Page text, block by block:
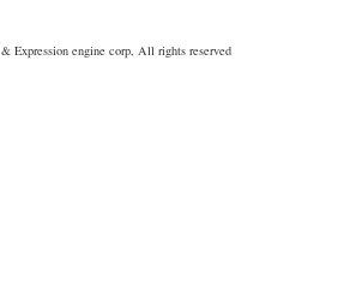
& Expression engine corp, All rights reserved